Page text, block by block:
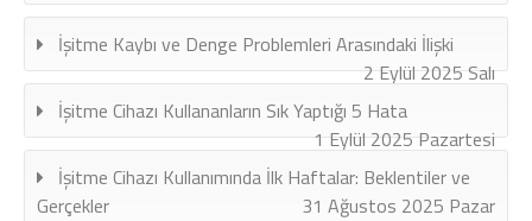
İşitme Kaybı ve Denge Problemleri Arasındaki İlişki
2 Eylül 2025 Salı
İşitme Cihazı Kullananların Sık Yaptığı 5 Hata
1 Eylül 2025 Pazartesi
İşitme Cihazı Kullanımında İlk Haftalar: Beklentiler ve
Gerçekler
31 Ağustos 2025 Pazar